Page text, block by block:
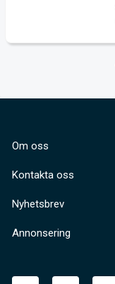
Om oss
Kontakta oss
Nyhetsbrev
Annonsering